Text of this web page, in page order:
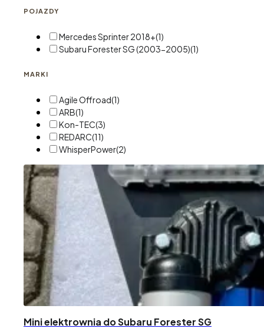
POJAZDY
Mercedes Sprinter 2018+(1)
Subaru Forester SG (2003-2005)(1)
MARKI
Agile Offroad(1)
ARB(1)
Kon-TEC(3)
REDARC(11)
WhisperPower(2)
Mini elektrownia do Subaru Forester SG